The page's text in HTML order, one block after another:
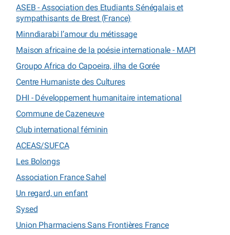
ASEB - Association des Etudiants Sénégalais et
sympathisants de Brest (France)
Minndiarabi l’amour du métissage
Maison africaine de la poésie internationale - MAPI
Groupo Africa do Capoeira, ilha de Gorée
Centre Humaniste des Cultures
DHI - Développement humanitaire international
Commune de Cazeneuve
Club international féminin
ACEAS/SUFCA
Les Bolongs
Association France Sahel
Un regard, un enfant
Sysed
Union Pharmaciens Sans Frontières France